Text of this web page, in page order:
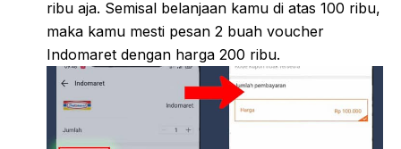
ribu aja. Semisal belanjaan kamu di atas 100 ribu,
maka kamu mesti pesan 2 buah voucher
Indomaret dengan harga 200 ribu.